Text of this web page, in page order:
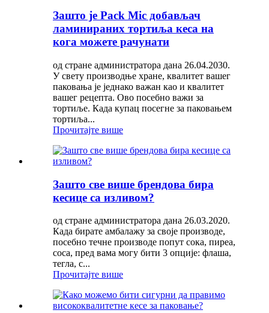
Зашто је Pack Mic добављач
ламинираних тортиља кеса на
кога можете рачунати
од стране администратора дана 26.04.2030.
У свету производње хране, квалитет вашег
паковања је једнако важан као и квалитет
вашег рецепта. Ово посебно важи за
тортиље. Када купац посегне за паковањем
тортиља...
Прочитајте више
Зашто све више брендова бира
кесице са изливом?
од стране администратора дана 26.03.2020.
Када бирате амбалажу за своје производе,
посебно течне производе попут сока, пиреа,
соса, пред вама могу бити 3 опције: флаша,
тегла, с...
Прочитајте више